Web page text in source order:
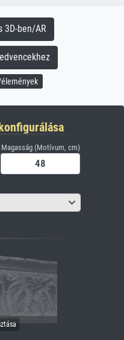
ben/AR
Magasság (Motívum, cm)